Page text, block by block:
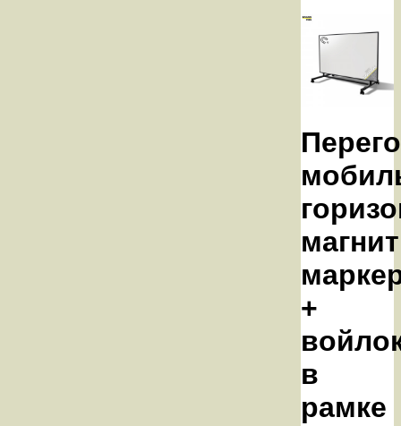
+
в
рамке